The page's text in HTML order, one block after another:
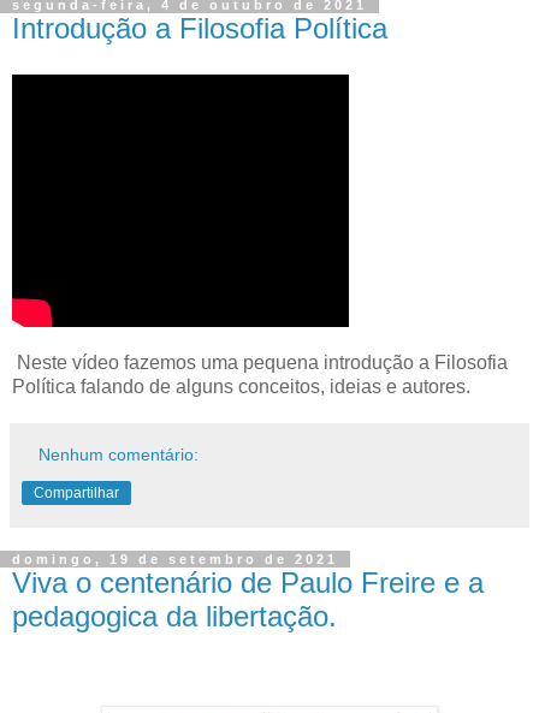
segunda-feira, 4 de outubro de 2021
Introdução a Filosofia Política
Neste vídeo fazemos uma pequena introdução a Filosofia
Política falando de alguns conceitos, ideias e autores.
Nenhum comentário:
Compartilhar
domingo, 19 de setembro de 2021
Viva o centenário de Paulo Freire e a
pedagogica da libertação.